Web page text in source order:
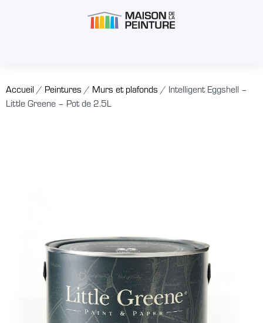
Accueil / Peintures / Murs et plafonds / Intelligent Eggshell –
Little Greene – Pot de 2.5L